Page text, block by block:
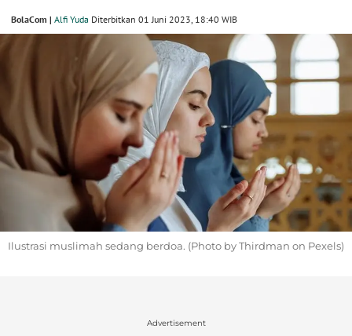
BolaCom | Alfi Yuda Diterbitkan 01 Juni 2023, 18:40 WIB
Ilustrasi muslimah sedang berdoa. (Photo by Thirdman on Pexels)
Advertisement